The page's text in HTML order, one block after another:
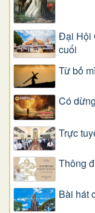
Đại Hội
cuối
Từ bỏ
Có
Trực
Thông
Bài hát